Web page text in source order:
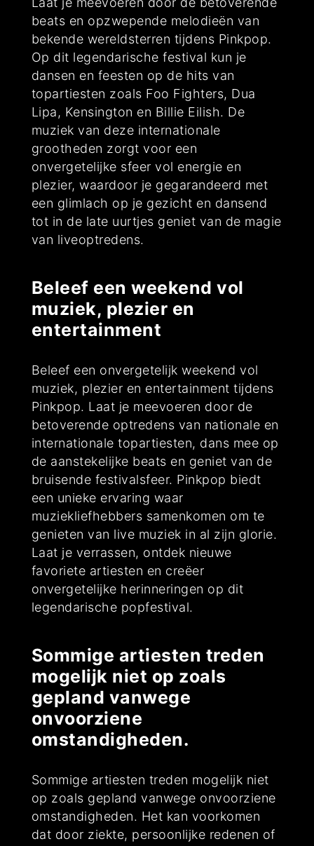
beats en opzwepende melodieën van
bekende wereldsterren tijdens Pinkpop.
Op dit legendarische festival kun je
dansen en feesten op de hits van
topartiesten zoals Foo Fighters, Dua
Lipa, Kensington en Billie Eilish. De
muziek van deze internationale
grootheden zorgt voor een
onvergetelijke sfeer vol energie en
plezier, waardoor je gegarandeerd met
een glimlach op je gezicht en dansend
tot in de late uurtjes geniet van de magie
van liveoptredens.
Beleef een weekend vol
muziek, plezier en
entertainment
Beleef een onvergetelijk weekend vol
muziek, plezier en entertainment tijdens
Pinkpop. Laat je meevoeren door de
betoverende optredens van nationale en
internationale topartiesten, dans mee op
de aanstekelijke beats en geniet van de
bruisende festivalsfeer. Pinkpop biedt
een unieke ervaring waar
muziekliefhebbers samenkomen om te
genieten van live muziek in al zijn glorie.
Laat je verrassen, ontdek nieuwe
favoriete artiesten en creëer
onvergetelijke herinneringen op dit
legendarische popfestival.
Sommige artiesten treden
mogelijk niet op zoals
gepland vanwege
onvoorziene
omstandigheden.
Sommige artiesten treden mogelijk niet
op zoals gepland vanwege onvoorziene
omstandigheden. Het kan voorkomen
dat door ziekte, persoonlijke redenen of